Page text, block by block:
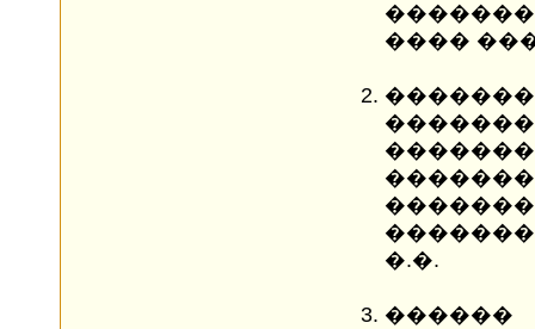
����
�.�.